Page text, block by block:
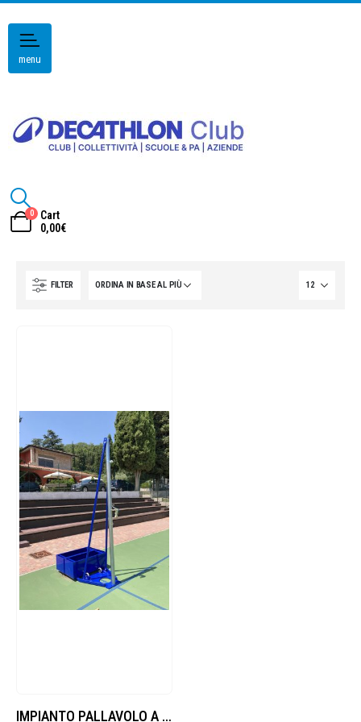
menu
0
Cart
0,00€
FILTER
IMPIANTO PALLAVOLO A TRALICCIO CON TIRANTI RIDOTTI, IN ACCIAIO, PALO TONDO Ø70MM, CON DISPOSITIVO PORTA ZAVORRA.